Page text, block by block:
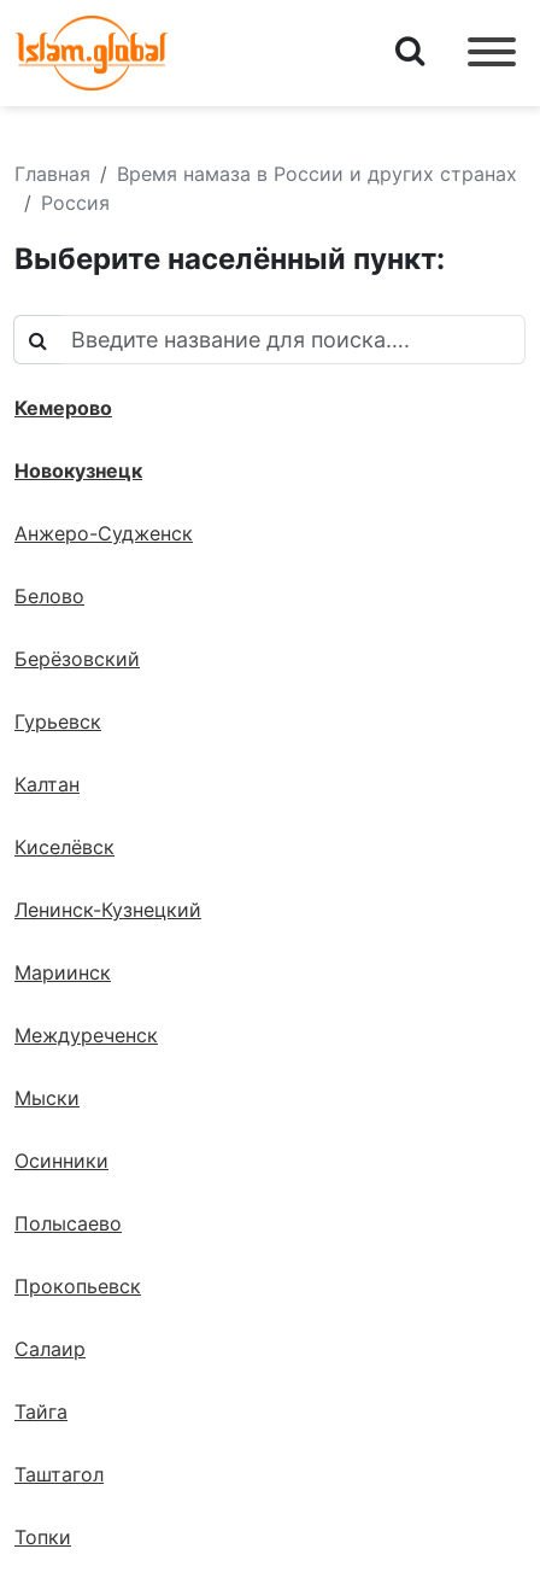
Главная
Время намаза в России и других странах
Россия
Выберите населённый пункт:
Кемерово
Новокузнецк
Анжеро-Судженск
Белово
Берёзовский
Гурьевск
Калтан
Киселёвск
Ленинск-Кузнецкий
Мариинск
Междуреченск
Мыски
Осинники
Полысаево
Прокопьевск
Салаир
Тайга
Таштагол
Топки